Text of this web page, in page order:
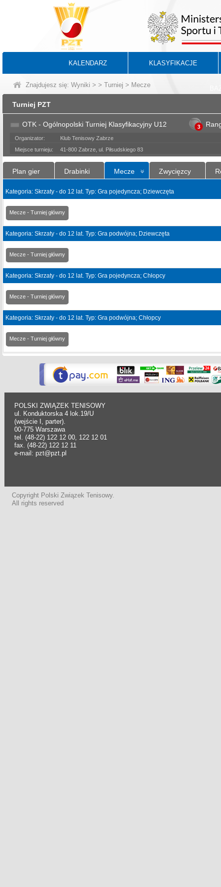
KALENDARZ KLASYFIKACJE
Znajdujesz się: Wyniki > > Turniej > Mecze
Turniej PZT
OTK - Ogólnopolski Turniej Klasyfikacyjny U12 3
Organizator:
Klub Tenisowy Zabrze
Miejsce turnieju:
41-800 Zabrze, ul. Piłsudskiego 83
Plan gier Drabinki Mecze Zwycięzcy
Kategoria: Skrzaty - do 12 lat. Typ: Gra pojedyncza; Dziewczęta
Mecze - Turniej główny
Kategoria: Skrzaty - do 12 lat. Typ: Gra podwójna; Dziewczęta
Mecze - Turniej główny
Kategoria: Skrzaty - do 12 lat. Typ: Gra pojedyncza; Chłopcy
Mecze - Turniej główny
Kategoria: Skrzaty - do 12 lat. Typ: Gra podwójna; Chłopcy
Mecze - Turniej główny
POLSKI ZWIĄZEK TENISOWY
ul. Konduktorska 4 lok.19/U
(wejście I, parter).
00-775 Warszawa
tel. (48-22) 122 12 00, 122 12 01
fax. (48-22) 122 12 11
e-mail: pzt@pzt.pl
Copyright Polski Związek Tenisowy.
All rights reserved